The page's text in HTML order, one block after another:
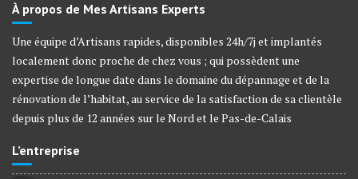
À propos de Mes Artisans Experts
Une équipe d’Artisans rapides, disponibles 24h/7j et implantés
localement donc proche de chez vous ; qui possèdent une
expertise de longue date dans le domaine du dépannage et de la
rénovation de l’habitat, au service de la satisfaction de sa clientèle
depuis plus de 12 années sur le Nord et le Pas-de-Calais
L’entreprise